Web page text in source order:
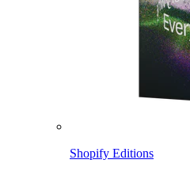
Shopify Editions